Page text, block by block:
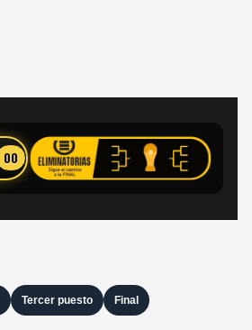
00
Tercer puesto Final